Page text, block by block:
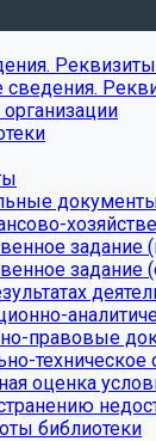
Реквизиты
организации
задание
задание
правовые
техническое
оценка
библиотеки